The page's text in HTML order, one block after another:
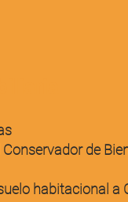
de
habitacional a